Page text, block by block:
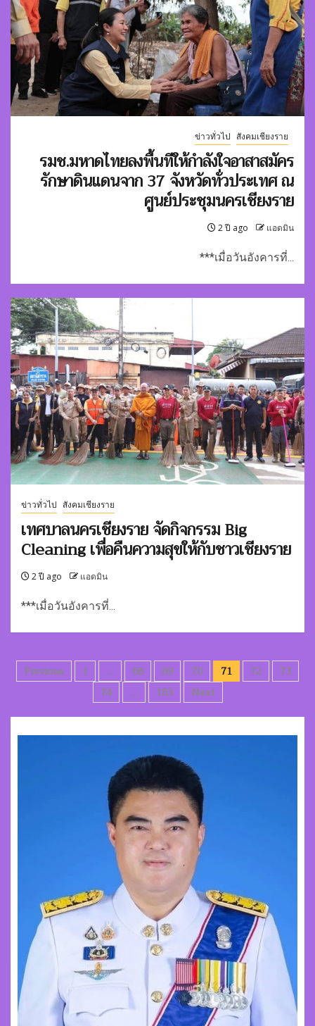
ข่าวทั่วไป สังคมเชียงราย
รมช.มหาดไทยลงพื้นทีให้กำลังใจอาสาสมัคร
รักษาดินแดนจาก 37 จังหวัดทั่วประเทศ ณ
ศูนย์ประชุมนครเชียงราย
2 ปี ago แอดมิน
***เมื่อวันอังคารที่...
ข่าวทั่วไป สังคมเชียงราย
เทศบาลนครเชียงราย จัดกิจกรรม Big
Cleaning เพื่อคืนความสุขให้กับชาวเชียงราย
2 ปี ago แอดมิน
***เมื่อวันอังคารที่...
Posts
pagination
Previous 1 … 68 69 70 71 72
73
74
… 163 Next